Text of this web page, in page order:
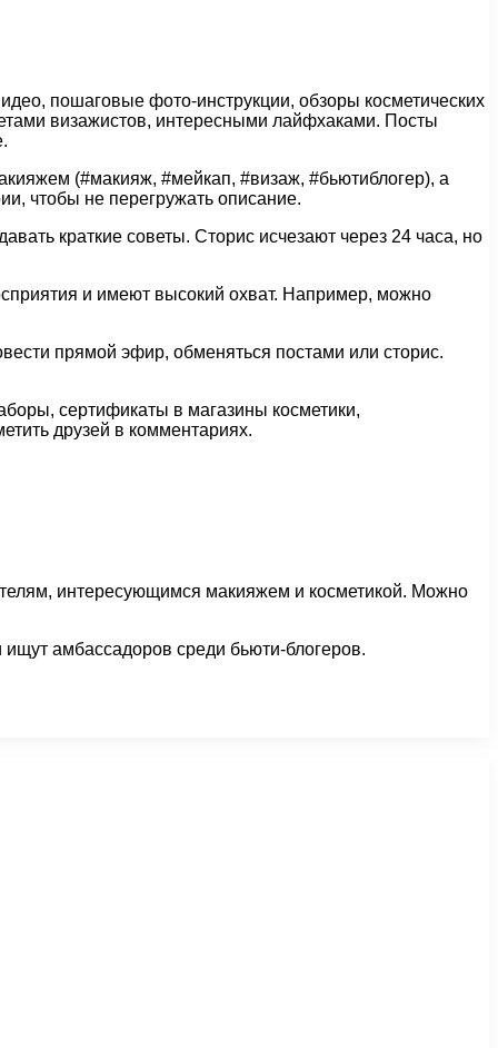
пошаговые фото-инструкции, обзоры косметических
визажистов, интересными лайфхаками. Посты
(#макияж, #мейкап, #визаж, #бьютиблогер), а
чтобы не перегружать описание.
краткие советы. Сторис исчезают через 24 часа, но
и имеют высокий охват. Например, можно
прямой эфир, обменяться постами или сторис.
сертификаты в магазины косметики,
друзей в комментариях.
интересующимся макияжем и косметикой. Можно
амбассадоров среди бьюти-блогеров.